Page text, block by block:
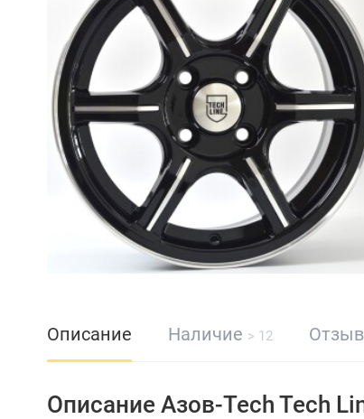
Описание Наличие > 12
Описание Азов-Tech Tech